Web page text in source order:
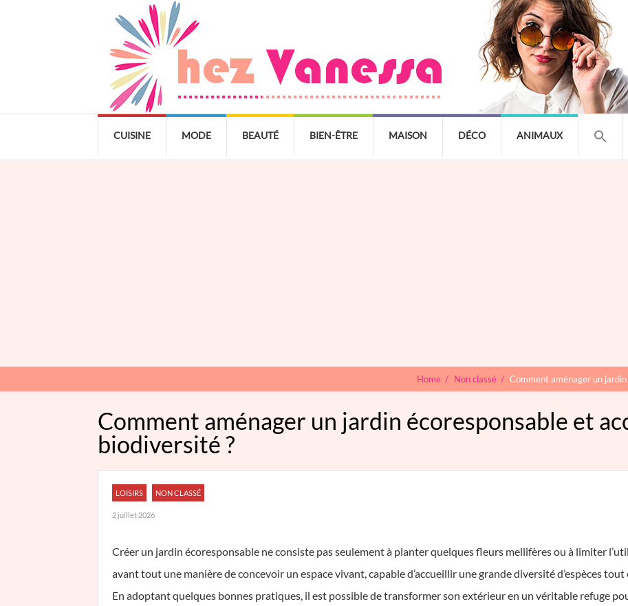
CUISINE MODE BEAUTÉ BIEN-ÊTRE MAISON DÉCO ANIMAUX
Home / Non classé / Comment aménager un
Comment aménager un jardin écoresponsable et
biodiversité ?
LOISIRS NON CLASSÉ
2 juillet 2026
Créer un jardin écoresponsable ne consiste pas seulement à planter quelques fleurs mellifères ou à limiter
avant tout une manière de concevoir un espace vivant, capable d’accueillir une grande diversité d’espèces
En adoptant quelques bonnes pratiques, il est possible de transformer son extérieur en un véritable refuge